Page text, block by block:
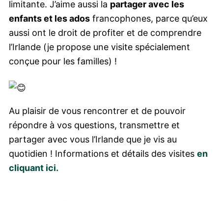
limitante. J’aime aussi la partager avec les
enfants et les ados francophones, parce qu’eux
aussi ont le droit de profiter et de comprendre
l’Irlande (je propose une visite spécialement
conçue pour les familles) !
Au plaisir de vous rencontrer et de pouvoir
répondre à vos questions, transmettre et
partager avec vous l’Irlande que je vis au
quotidien ! Informations et détails des visites en
cliquant ici.